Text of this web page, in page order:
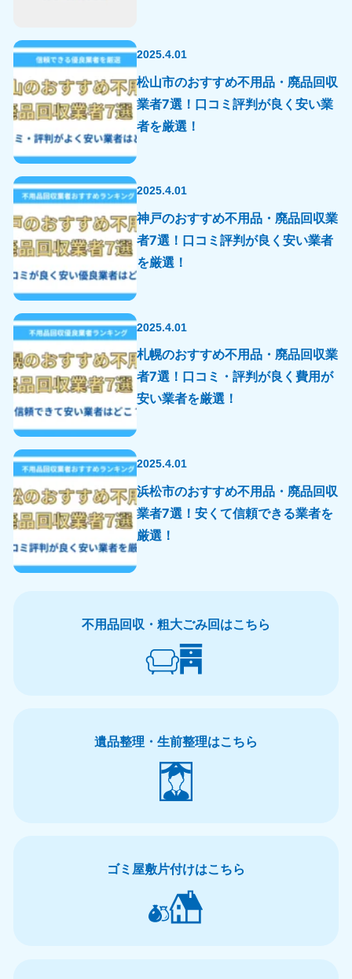
2025.4.01
松山市のおすすめ不用品・廃品回収
業者7選！口コミ評判が良く安い業
者を厳選！
2025.4.01
神戸のおすすめ不用品・廃品回収業
者7選！口コミ評判が良く安い業者
を厳選！
2025.4.01
札幌のおすすめ不用品・廃品回収業
者7選！口コミ・評判が良く費用が
安い業者を厳選！
2025.4.01
浜松市のおすすめ不用品・廃品回収
業者7選！安くて信頼できる業者を
厳選！
不用品回収・粗大ごみ回はこちら
遺品整理・生前整理はこちら
ゴミ屋敷片付けはこちら